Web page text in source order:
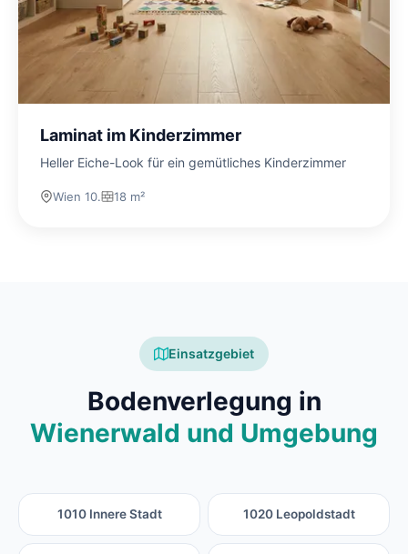
Laminat im Kinderzimmer
Heller Eiche-Look für ein gemütliches Kinderzimmer
Wien 10. 18 m²
Einsatzgebiet
Bodenverlegung in
Wienerwald und Umgebung
1010 Innere Stadt 1020 Leopoldstadt